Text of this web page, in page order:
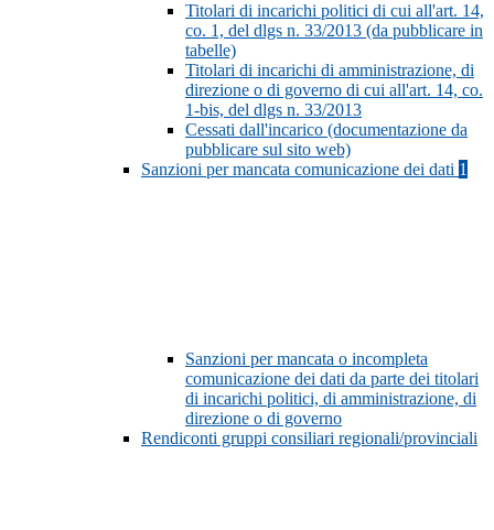
Titolari di incarichi politici di cui all'art. 14,
co. 1, del dlgs n. 33/2013 (da pubblicare in
tabelle)
Titolari di incarichi di amministrazione, di
direzione o di governo di cui all'art. 14, co.
1-bis, del dlgs n. 33/2013
Cessati dall'incarico (documentazione da
pubblicare sul sito web)
Sanzioni per mancata comunicazione dei dati 1
Sanzioni per mancata o incompleta
comunicazione dei dati da parte dei titolari
di incarichi politici, di amministrazione, di
direzione o di governo
Rendiconti gruppi consiliari regionali/provinciali